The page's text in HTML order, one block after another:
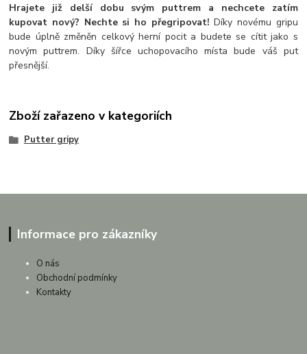
Hrajete již delší dobu svým puttrem a nechcete zatím
kupovat nový? Nechte si ho přegripovat!Díky novému gripu
bude úplně změněn celkový herní pocit a budete se cítit jako s
novým puttrem. Díky šířce uchopovacího místa bude váš put
přesnější.
Zboží zařazeno v kategoriích
Putter gripy
Informace pro zákazníky
O nás
Obchodní podmínky
Kontakty